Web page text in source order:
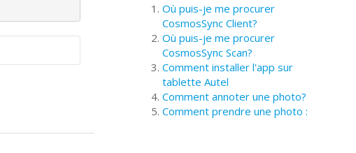
Où puis-je me procurer
CosmosSync Client?
Où puis-je me procurer
CosmosSync Scan?
Comment installer l'app sur
tablette Autel
Comment annoter une photo?
Comment prendre une photo :